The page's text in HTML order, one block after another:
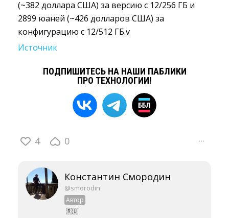
(~382 доллара США) за версию с 12/256 ГБ и
2899 юаней (~426 долларов США) за
конфигурацию с 12/512 ГБ.v
Источник
ПОДПИШИТЕСЬ НА НАШИ ПАБЛИКИ
ПРО ТЕХНОЛОГИИ!
4 0 ···
Константин Смородин
@smorodin
Автор
🇷🇺